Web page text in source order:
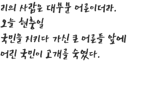
리의 사람은 대부분 어른이더라.
오늘 현충일
국민을 지키다 가신 큰 어른들 앞에
어린 국민이 고개를 숙였다.